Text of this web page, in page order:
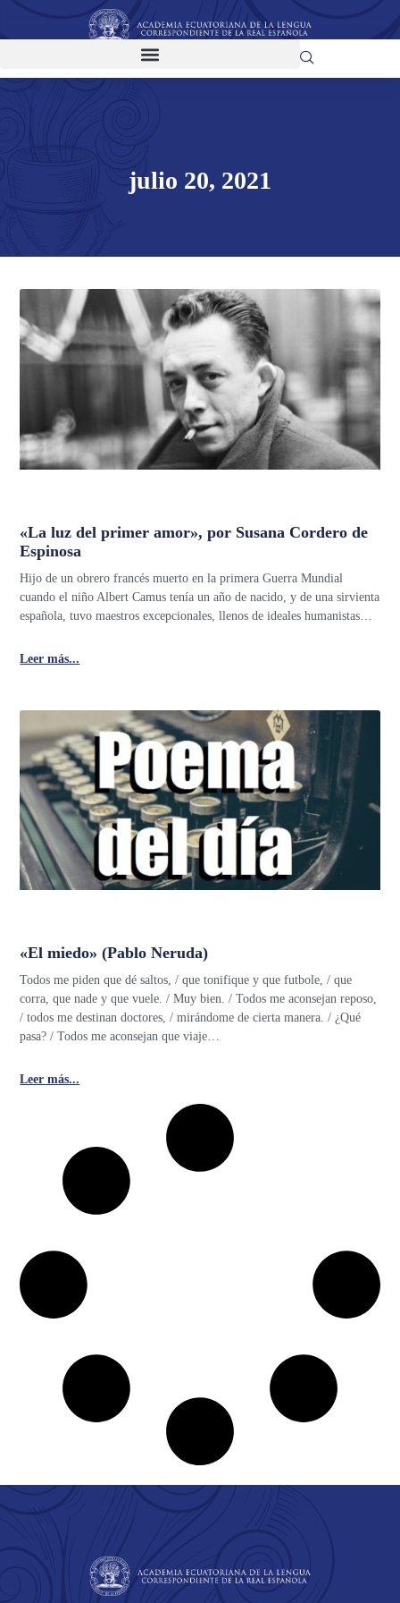
julio 20, 2021
«La luz del primer amor», por Susana Cordero de
Espinosa
Hijo de un obrero francés muerto en la primera Guerra Mundial
cuando el niño Albert Camus tenía un año de nacido, y de una sirvienta
española, tuvo maestros excepcionales, llenos de ideales humanistas…
Leer más...
«El miedo» (Pablo Neruda)
Todos me piden que dé saltos, / que tonifique y que futbole, / que
corra, que nade y que vuele. / Muy bien. / Todos me aconsejan reposo,
/ todos me destinan doctores, / mirándome de cierta manera. / ¿Qué
pasa? / Todos me aconsejan que viaje…
Leer más...